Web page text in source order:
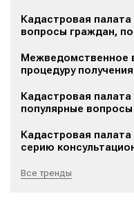
Кадастровая
вопросы граждан,
Межведомственное
процедуру
Кадастровая
популярные
Кадастровая
серию
Все тренды